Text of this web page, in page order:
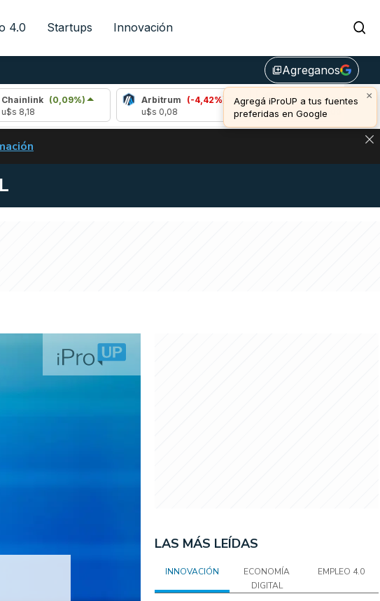
4.0 Startups Innovación
library_addAgreganos
×
Agregá iProUP a tus fuentes
preferidas en Google
(0,09%)
Arbitrum
(-4,42%)
Bitcoin (0,78%)
u$s 64.602,00
CARRY TRADE DE BITCOIN Y ESTA SEÑAL DEFINE LOS PRECIOS DE
LAS MÁS LEÍDAS
INNOVACIÓN
ECONOMÍA
DIGITAL
EMPLEO 4.0